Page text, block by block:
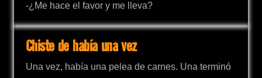
-¿Me hace el favor y me lleva?
Chiste de había una vez
Una vez, había una pelea de carnes. Una terminó